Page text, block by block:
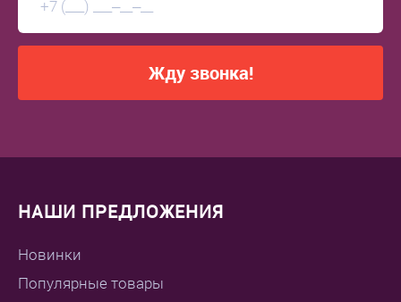
Жду звонка!
НАШИ ПРЕДЛОЖЕНИЯ
Новинки
Популярные товары